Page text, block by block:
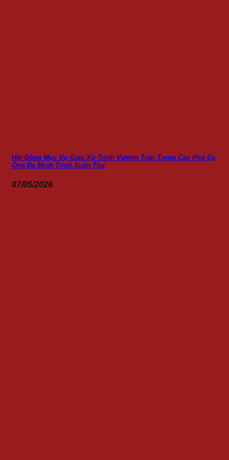
Hội Đồng Mục Vụ Giáo Xứ Trinh Vương Trân Trọng Cáo Phó Cụ
Ông Đa Minh Trịnh Xuân Thu
07/05/2026